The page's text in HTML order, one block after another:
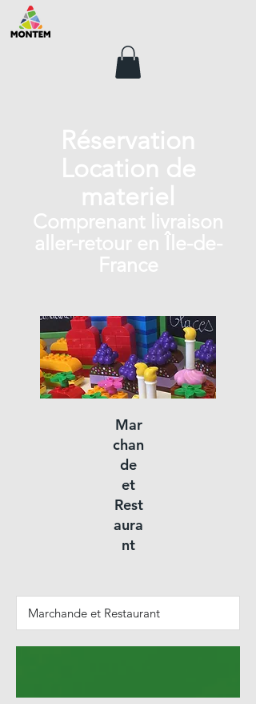
Réservation
Location de
materiel
Comprenant livraison
aller-retour en Île-de-
France
Mar
chan
de
et
Rest
aura
nt